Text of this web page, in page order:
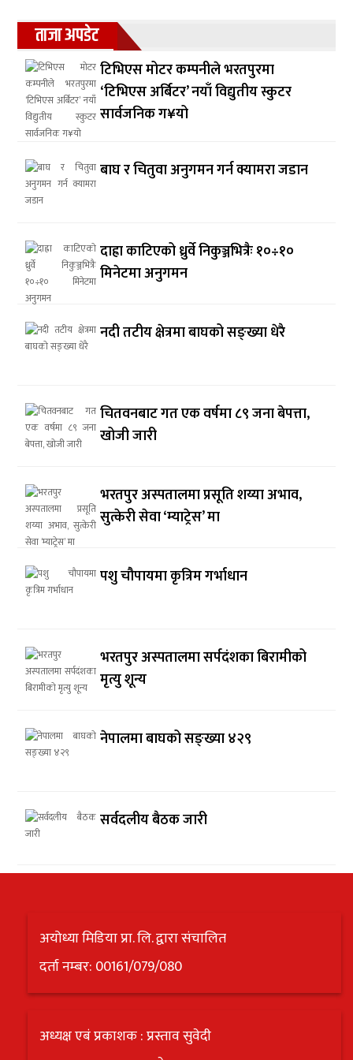
ताजा अपडेट
टिभिएस मोटर कम्पनीले भरतपुरमा
‘टिभिएस अर्बिटर’ नयाँ विद्युतीय स्कुटर
सार्वजनिक ग¥यो
बाघ र चितुवा अनुगमन गर्न क्यामरा जडान
दाह्रा काटिएको ध्रुर्वे निकुञ्जभित्रैः १०÷१०
मिनेटमा अनुगमन
नदी तटीय क्षेत्रमा बाघको सङ्ख्या धेरै
चितवनबाट गत एक वर्षमा ८९ जना बेपत्ता,
खोजी जारी
भरतपुर अस्पतालमा प्रसूति शय्या अभाव,
सुत्केरी सेवा ‘म्याट्रेस’ मा
पशु चौपायमा कृत्रिम गर्भाधान
भरतपुर अस्पतालमा सर्पदंशका बिरामीको
मृत्यु शून्य
नेपालमा बाघको सङ्ख्या ४२९
सर्वदलीय बैठक जारी
अयोध्या मिडिया प्रा. लि. द्वारा संचालित
दर्ता नम्बर: 00161/079/080
अध्यक्ष एबं प्रकाशक : प्रस्ताव सुवेदी